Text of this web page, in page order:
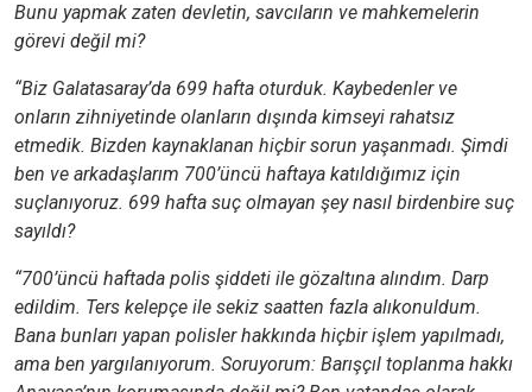
Bunu yapmak zaten devletin, savcıların ve mahkemelerin
görevi değil mi?
“Biz Galatasaray’da 699 hafta oturduk. Kaybedenler ve
onların zihniyetinde olanların dışında kimseyi rahatsız
etmedik. Bizden kaynaklanan hiçbir sorun yaşanmadı. Şimdi
ben ve arkadaşlarım 700’üncü haftaya katıldığımız için
suçlanıyoruz. 699 hafta suç olmayan şey nasıl birdenbire suç
sayıldı?
“700’üncü haftada polis şiddeti ile gözaltına alındım. Darp
edildim. Ters kelepçe ile sekiz saatten fazla alıkonuldum.
Bana bunları yapan polisler hakkında hiçbir işlem yapılmadı,
ama ben yargılanıyorum. Soruyorum: Barışçıl toplanma hakkı